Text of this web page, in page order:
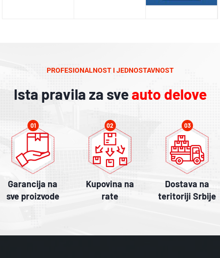
PROFESIONALNOST I JEDNOSTAVNOST
Ista pravila za sveauto delove
01
Garancija na
sve proizvode
02
Kupovina na
rate
03
Dostava na
teritoriji Srbije